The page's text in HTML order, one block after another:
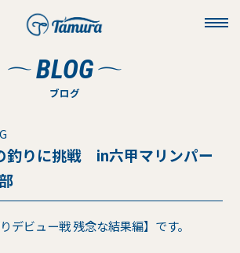
BLOG
ブログ
釣りに挑戦 in六甲マリンパー
デビュー戦 残念な結果編】です。